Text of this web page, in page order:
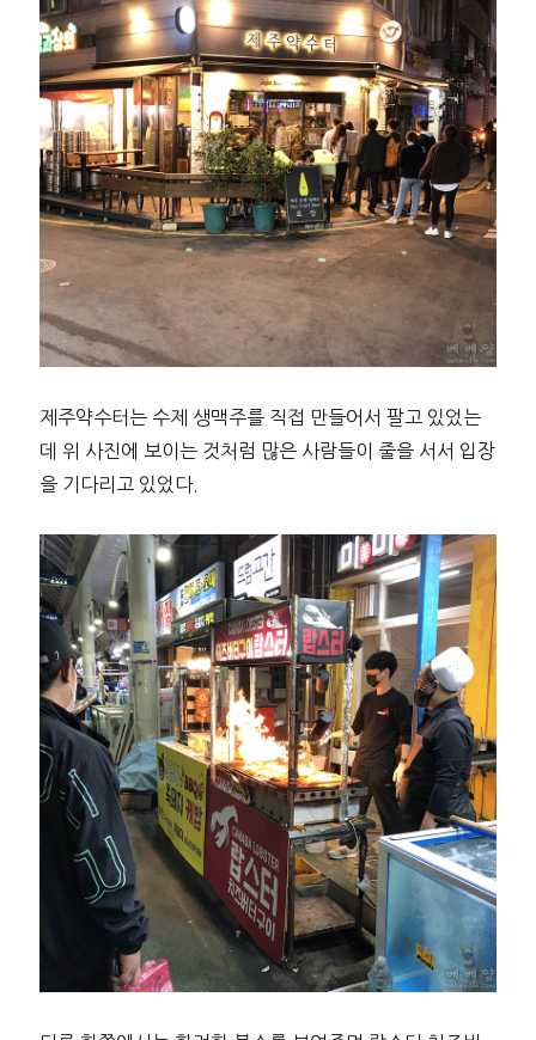
제주약수터는 수제 생맥주를 직접 만들어서 팔고 있었는
데 위 사진에 보이는 것처럼 많은 사람들이 줄을 서서 입장
을 기다리고 있었다.